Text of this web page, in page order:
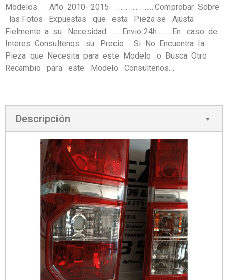
Modelos Año 2010- 2015 …… ….. ………Comprobar Sobre
las Fotos Expuestas que esta Pieza se Ajusta
Fielmente a su Necesidad ……. Envio 24h ……..En caso de
Interes Consultenos su Precio….. Si No Encuentra la
Pieza que Necesita para este Modelo o Busca Otro
Recambio para este Modelo Consultenos…
Descripción